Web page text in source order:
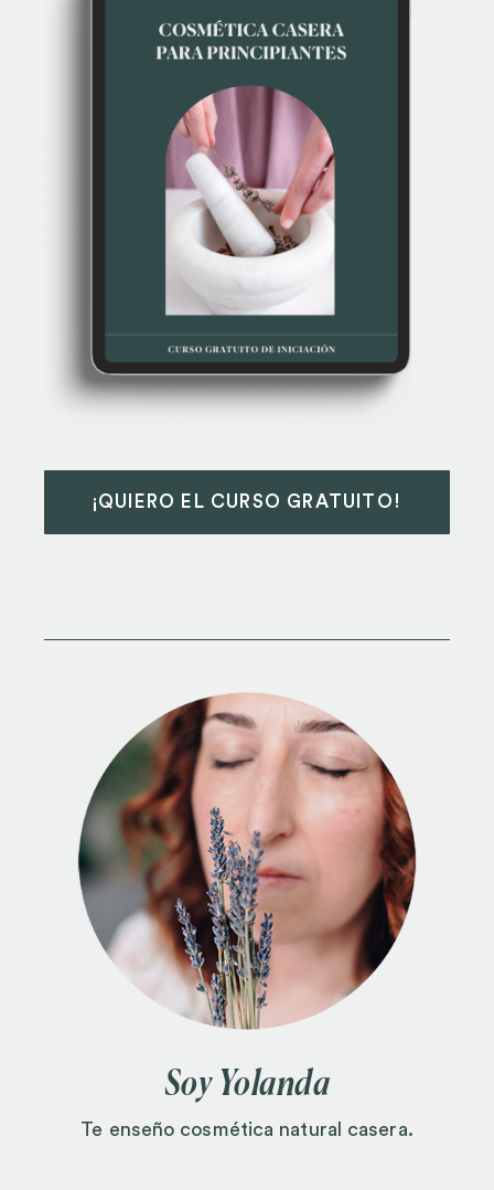
¡QUIERO EL CURSO GRATUITO!
Soy Yolanda
Te enseño cosmética natural casera.